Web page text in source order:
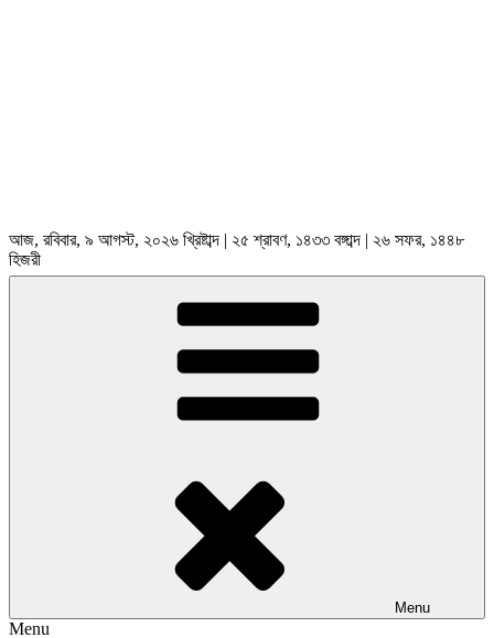
আজ, রবিবার, ৯ আগস্ট, ২০২৬ খ্রিষ্টাব্দ | ২৫ শ্রাবণ, ১৪৩৩ বঙ্গাব্দ | ২৬ সফর, ১৪৪৮
হিজরী
Menu
Menu